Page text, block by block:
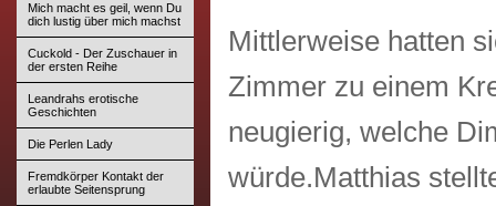
Mich macht es geil, wenn Du
dich lustig über mich machst
Cuckold - Der Zuschauer in
der ersten Reihe
Leandrahs erotische
Geschichten
Die Perlen Lady
Fremdkörper Kontakt der
erlaubte Seitensprung
Mittlerweise hatten
Zimmer zu einem
neugierig, welche
würde.Matthias